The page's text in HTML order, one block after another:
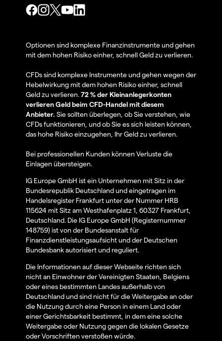
Optionen sind komplexe Finanzinstrumente und gehen
mit dem hohen Risiko einher, schnell Geld zu verlieren.
CFDs sind komplexe Instrumente und gehen wegen der
Hebelwirkung mit dem hohen Risiko einher, schnell
Geld zu verlieren.72 % der Kleinanlegerkonten
verlieren Geld beim CFD-Handel mit diesem
Anbieter. Sie sollten überlegen, ob Sie verstehen, wie
CFDs funktionieren, und ob Sie es sich leisten können,
das hohe Risiko einzugehen, Ihr Geld zu verlieren.
Bei professionellen Kunden können Verluste die
Einlagen übersteigen.
IG Europe GmbH ist ein Unternehmen mit Sitz in der
Bundesrepublik Deutschland und eingetragen im
Handelsregister Frankfurt unter der Nummer HRB
115624 mit Sitz am Westhafenplatz 1, 60327 Frankfurt,
Deutschland. Die IG Europe GmbH (Registernummer
148759) ist von der Bundesanstalt für
Finanzdienstleistungsaufsicht und der Deutschen
Bundesbank autorisiert und reguliert.
Die Informationen auf dieser Webseite richten sich
nicht an Einwohner der Vereinigten Staaten, Belgiens
oder eines bestimmten Landes außerhalb von
Deutschland und sind nicht für die Weitergabe an oder
die Nutzung durch eine Person in einem Land oder
einer Gerichtsbarkeit bestimmt, in dem eine solche
Weitergabe oder Nutzung gegen die lokalen Gesetze
oder Vorschriften verstoßen würde.